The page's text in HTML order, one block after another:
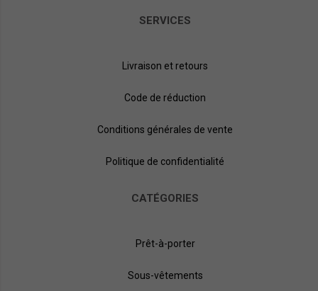
SERVICES
Livraison et retours
Code de réduction
Conditions générales de vente
Politique de confidentialité
CATÉGORIES
Prêt-à-porter
Sous-vêtements